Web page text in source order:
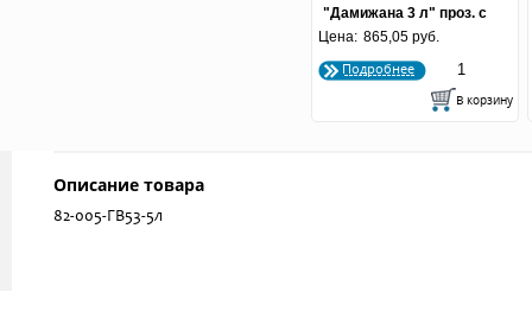
"Дамижана 3 л" проз. с
пробкой
Цена: 865,05 руб.
Подробнее
Описание товара
82-005-ГВ53-5л